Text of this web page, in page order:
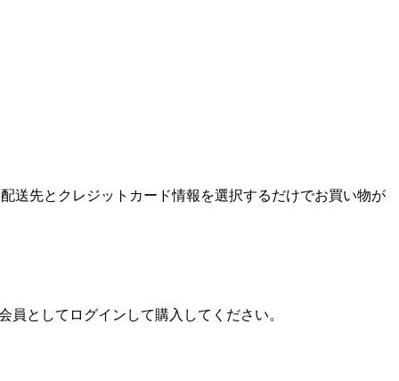
送先とクレジットカード情報を選択するだけでお買い物が
としてログインして購入してください。